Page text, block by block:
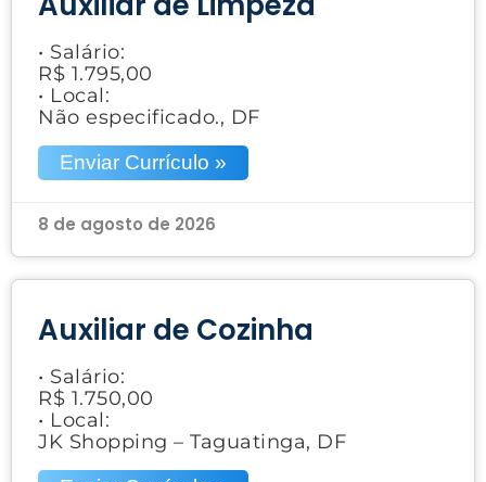
• Salário:
R$ 1.795,00
• Local:
Não especificado., DF
Enviar Currículo »
8 de agosto de 2026
Auxiliar de Cozinha
• Salário:
R$ 1.750,00
• Local:
JK Shopping – Taguatinga, DF